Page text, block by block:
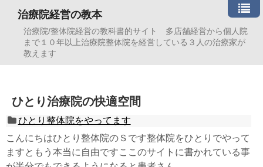
治療院経営の教本
治療院/整体院経営の教科書的サイト 多店舗経営から個人院
まで１０年以上治療院整体院を経営している３人の治療家が
教えます
ひとり治療院の快適空間
ひとり整体院をやってます
こんにちはひとり整体院のＳです整体院をひとりでやって
ますともう本当に自由ですここのサイトに書かれている事